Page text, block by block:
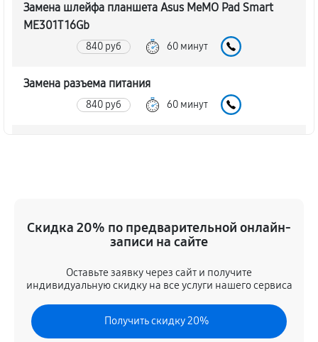
Замена шлейфа планшета Asus MeMO Pad Smart
ME301T 16Gb
840 руб 60 минут
Замена разъема питания
840 руб 60 минут
ME301T 16Gb
Замена стекла планшета Asus MeMO Pad Smart
ME301T 16Gb
Скидка 20% по предварительной онлайн-
записи на сайте
Оставьте заявку через сайт и получите
индивидуальную скидку на все услуги нашего сервиса
Получить скидку 20%